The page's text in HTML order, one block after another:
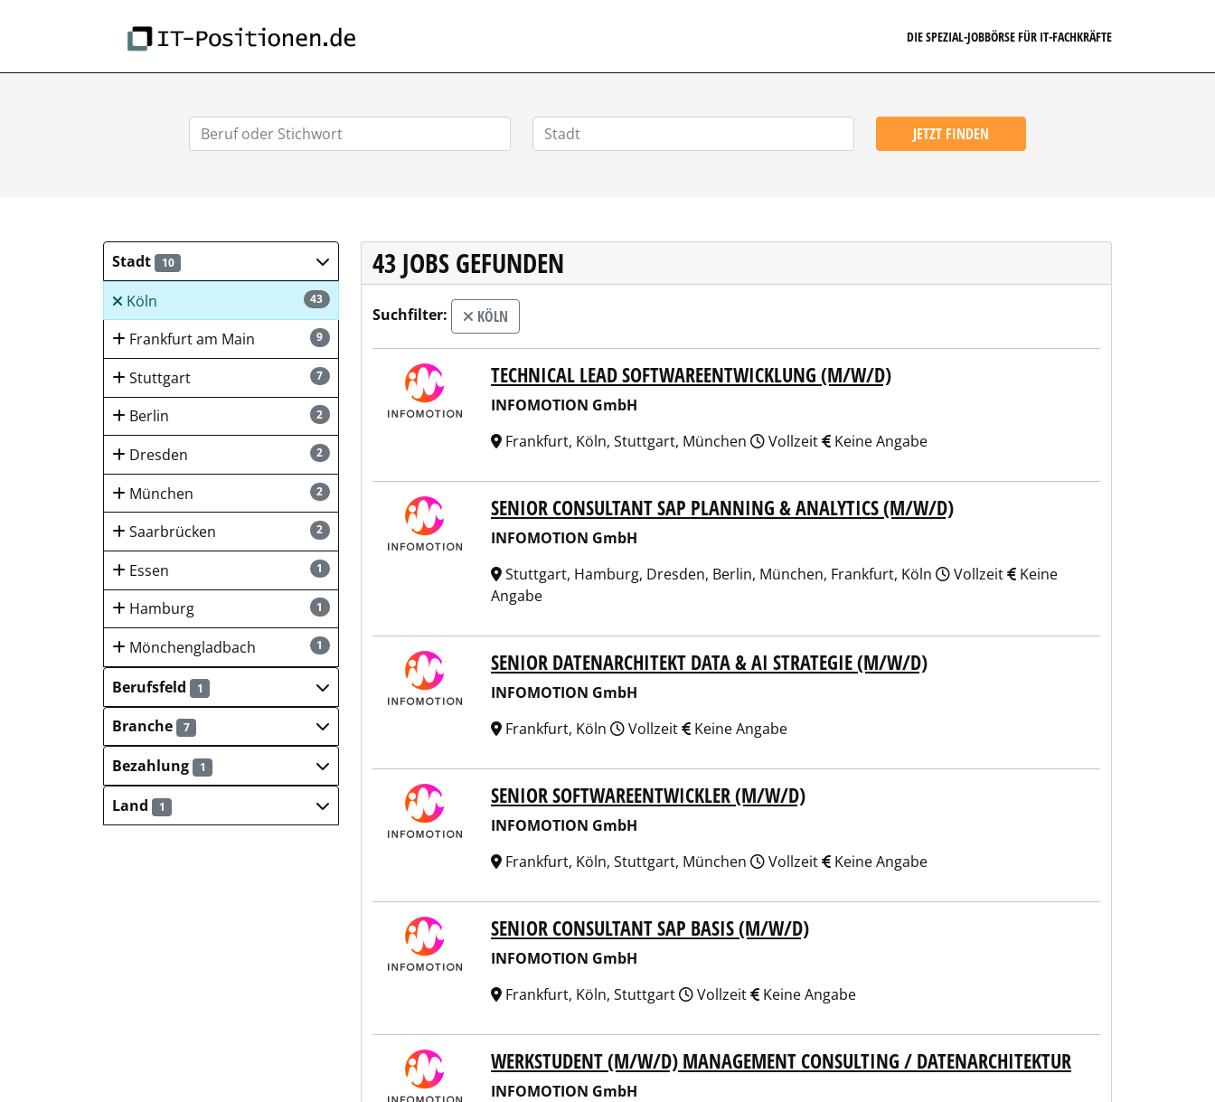
DIE SPEZIAL-JOBBÖRSE FÜR IT-FACHKRÄFTE
JETZT FINDEN
Stadt 10
43
Köln
9
Frankfurt am Main
7
Stuttgart
2
Berlin
2
Dresden
2
München
2
Saarbrücken
1
Essen
1
Hamburg
1
Mönchengladbach
Berufsfeld
1
Branche 7
Bezahlung 1
Land 1
43 JOBS GEFUNDEN
Suchfilter: KÖLN
INFOMOTION GmbHTECHNICAL LEAD SOFTWAREENTWICKLUNG (M/W/D)
INFOMOTION GmbH
Frankfurt, Köln, Stuttgart, München
Vollzeit Keine Angabe
INFOMOTION GmbHSENIOR CONSULTANT SAP PLANNING & ANALYTICS (M/W/D)
INFOMOTION GmbH
Stuttgart, Hamburg, Dresden, Berlin, München, Frankfurt, Köln
Vollzeit
Keine
Angabe
INFOMOTION GmbHSENIOR DATENARCHITEKT DATA & AI STRATEGIE (M/W/D)
INFOMOTION GmbH
Frankfurt, Köln
Vollzeit Keine Angabe
INFOMOTION GmbHSENIOR SOFTWAREENTWICKLER (M/W/D)
INFOMOTION GmbH
Frankfurt, Köln, Stuttgart, München
Vollzeit Keine Angabe
INFOMOTION GmbHSENIOR CONSULTANT SAP BASIS (M/W/D)
INFOMOTION GmbH
Frankfurt, Köln, Stuttgart
Vollzeit Keine Angabe
INFOMOTION GmbHWERKSTUDENT (M/W/D) MANAGEMENT CONSULTING / DATENARCHITEKTUR
INFOMOTION GmbH